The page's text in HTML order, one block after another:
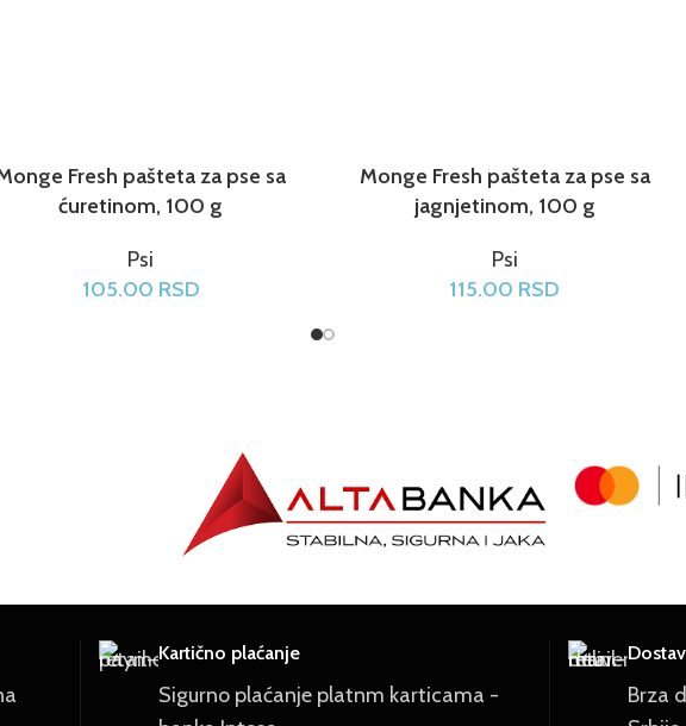
Fresh pašteta za pse sa
ćuretinom, 100 g
Psi
105.00 RSD
Monge Fresh pašteta za pse sa
jagnjetinom, 100 g
Psi
115.00 RSD
Kartično plaćanje
Sigurno plaćanje platnm karticama -
Brza